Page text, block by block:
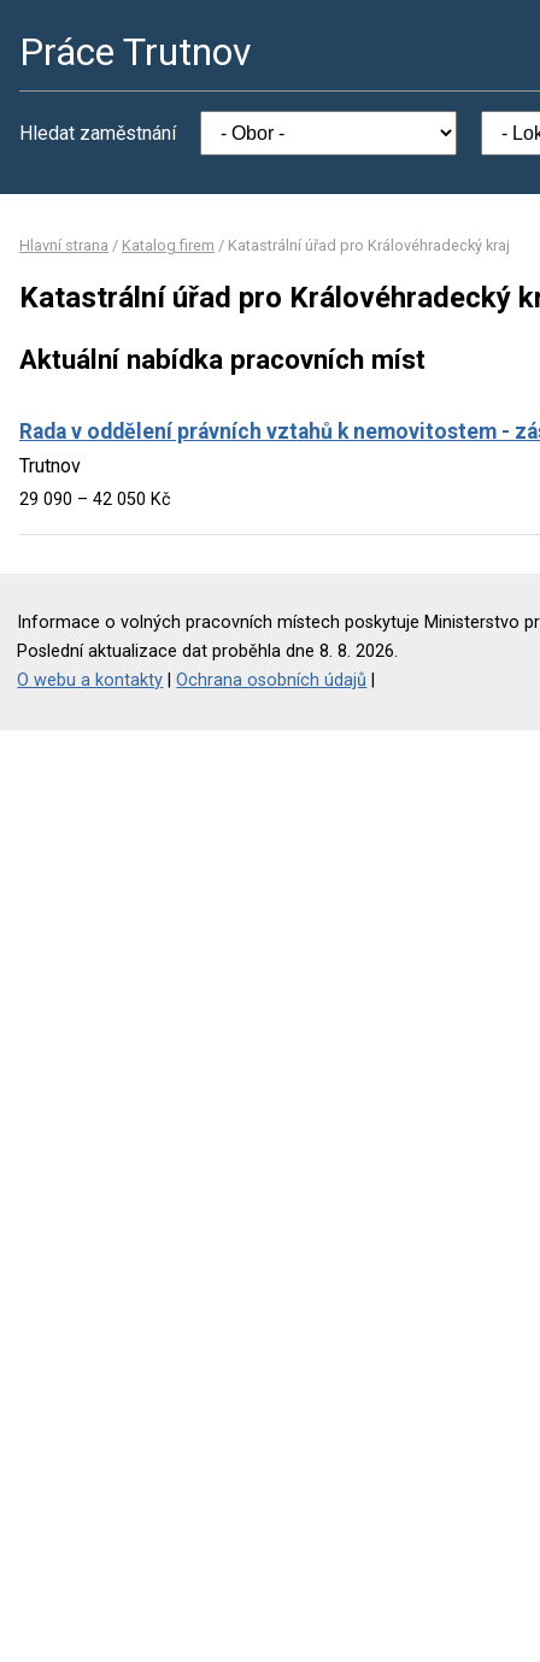
Práce Trutnov
Hledat zaměstnání
Hlavní strana / Katalog firem / Katastrální úřad pro Královéhradecký kraj
Katastrální úřad pro Královéhradecký
Aktuální nabídka pracovních míst
Rada v oddělení právních vztahů k nemovitostem -
Trutnov
29 090 – 42 050 Kč
Informace o volných pracovních místech poskytuje Ministerstvo
Poslední aktualizace dat proběhla dne 8. 8. 2026.
O webu a kontakty |Ochrana osobních údajů